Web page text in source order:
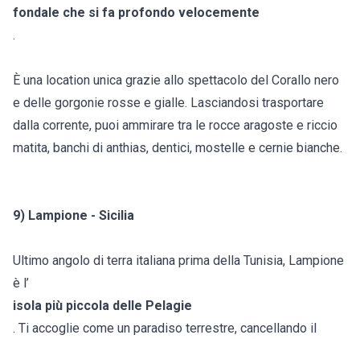
fondale che si fa profondo velocemente
.
È una location unica grazie allo spettacolo del Corallo nero
e delle gorgonie rosse e gialle. Lasciandosi trasportare
dalla corrente, puoi ammirare tra le rocce aragoste e riccio
matita, banchi di anthias, dentici, mostelle e cernie bianche.
9) Lampione - Sicilia
Ultimo angolo di terra italiana prima della Tunisia, Lampione
è l’
isola più piccola delle Pelagie
. Ti accoglie come un paradiso terrestre, cancellando il